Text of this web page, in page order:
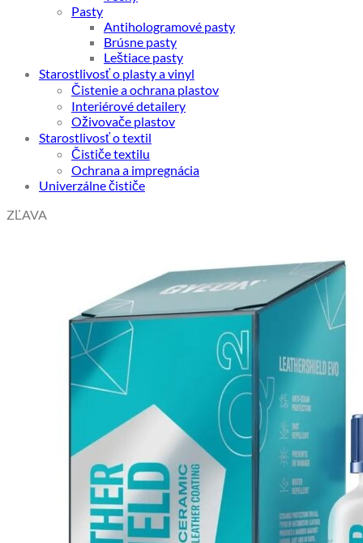
Pasty
Antihologramové pasty
Brúsne pasty
Leštiace pasty
Starostlivosť o plasty a vinyl
Čistenie a ochrana plastov
Interiérové detailery
Oživovače plastov
Starostlivosť o textil
Čističe textilu
Ochrana a impregnácia
Univerzálne čističe
ZĽAVA